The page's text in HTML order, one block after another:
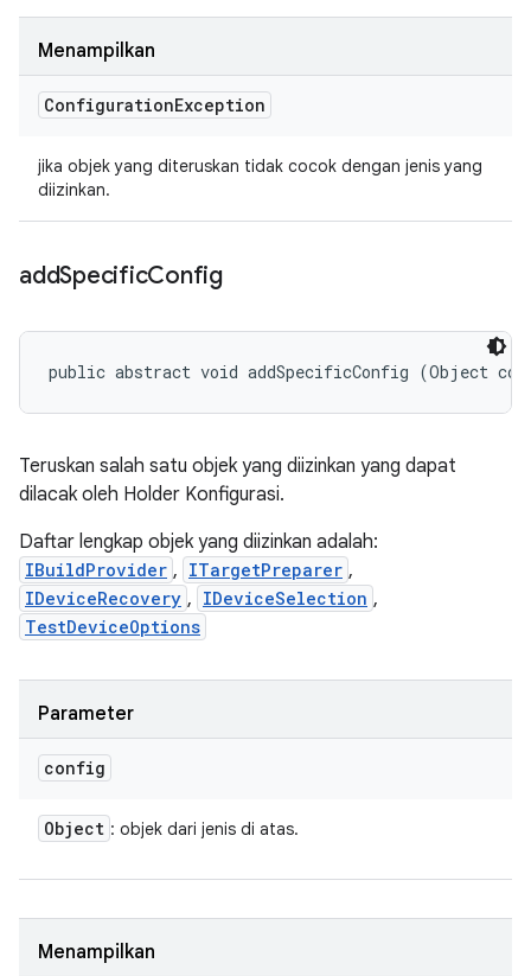
Menampilkan
ConfigurationException
jika objek yang diteruskan tidak cocok dengan jenis yang
diizinkan.
addSpecificConfig
public abstract void addSpecificConfig (Object
Teruskan salah satu objek yang diizinkan yang dapat
dilacak oleh Holder Konfigurasi.
Daftar lengkap objek yang diizinkan adalah:
IBuildProvider , ITargetPreparer ,
IDeviceRecovery , IDeviceSelection ,
TestDeviceOptions
Parameter
config
Object : objek dari jenis di atas.
Menampilkan